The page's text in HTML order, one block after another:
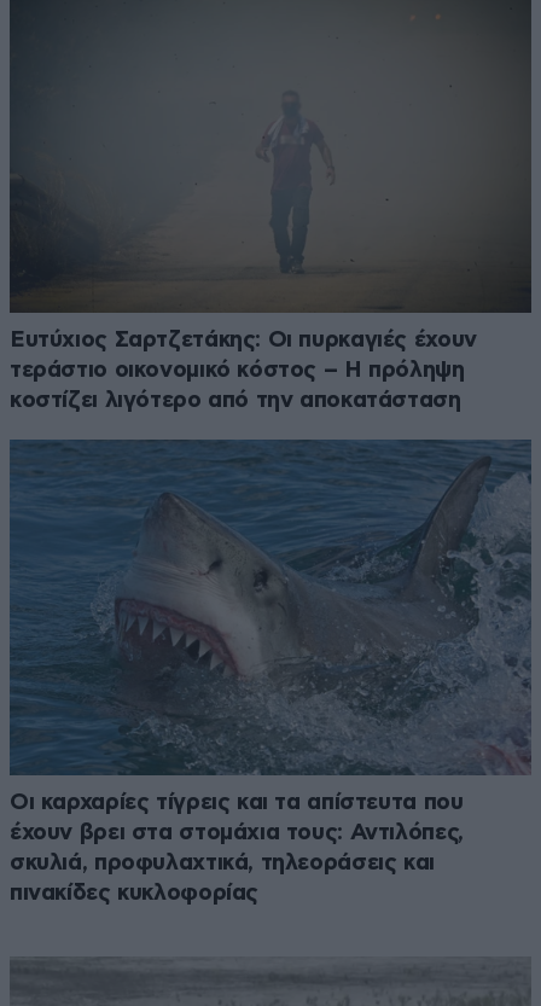
Ευτύχιος Σαρτζετάκης: Οι πυρκαγιές έχουν
τεράστιο οικονομικό κόστος – Η πρόληψη
κοστίζει λιγότερο από την αποκατάσταση
Οι καρχαρίες τίγρεις και τα απίστευτα που
έχουν βρει στα στομάχια τους: Αντιλόπες,
σκυλιά, προφυλαχτικά, τηλεοράσεις και
πινακίδες κυκλοφορίας